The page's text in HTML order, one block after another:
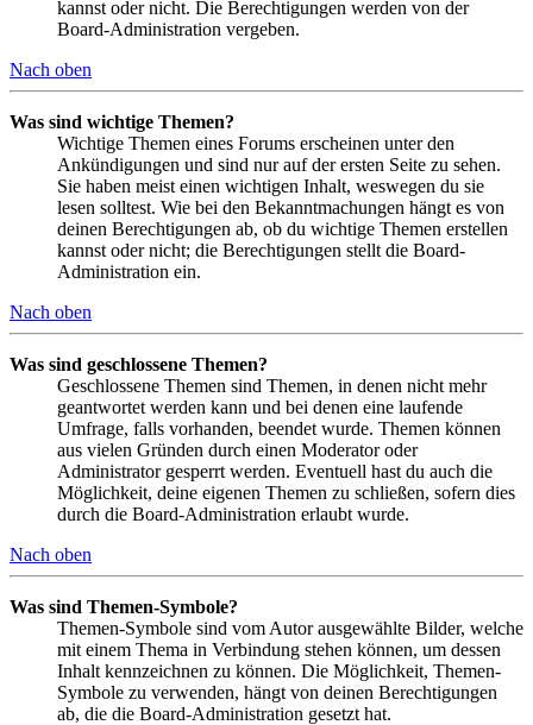
kannst oder nicht. Die Berechtigungen werden von der
Board-Administration vergeben.
Nach oben
Was sind wichtige Themen?
Wichtige Themen eines Forums erscheinen unter den
Ankündigungen und sind nur auf der ersten Seite zu sehen.
Sie haben meist einen wichtigen Inhalt, weswegen du sie
lesen solltest. Wie bei den Bekanntmachungen hängt es von
deinen Berechtigungen ab, ob du wichtige Themen erstellen
kannst oder nicht; die Berechtigungen stellt die Board-
Administration ein.
Nach oben
Was sind geschlossene Themen?
Geschlossene Themen sind Themen, in denen nicht mehr
geantwortet werden kann und bei denen eine laufende
Umfrage, falls vorhanden, beendet wurde. Themen können
aus vielen Gründen durch einen Moderator oder
Administrator gesperrt werden. Eventuell hast du auch die
Möglichkeit, deine eigenen Themen zu schließen, sofern dies
durch die Board-Administration erlaubt wurde.
Nach oben
Was sind Themen-Symbole?
Themen-Symbole sind vom Autor ausgewählte Bilder, welche
mit einem Thema in Verbindung stehen können, um dessen
Inhalt kennzeichnen zu können. Die Möglichkeit, Themen-
Symbole zu verwenden, hängt von deinen Berechtigungen
ab, die die Board-Administration gesetzt hat.